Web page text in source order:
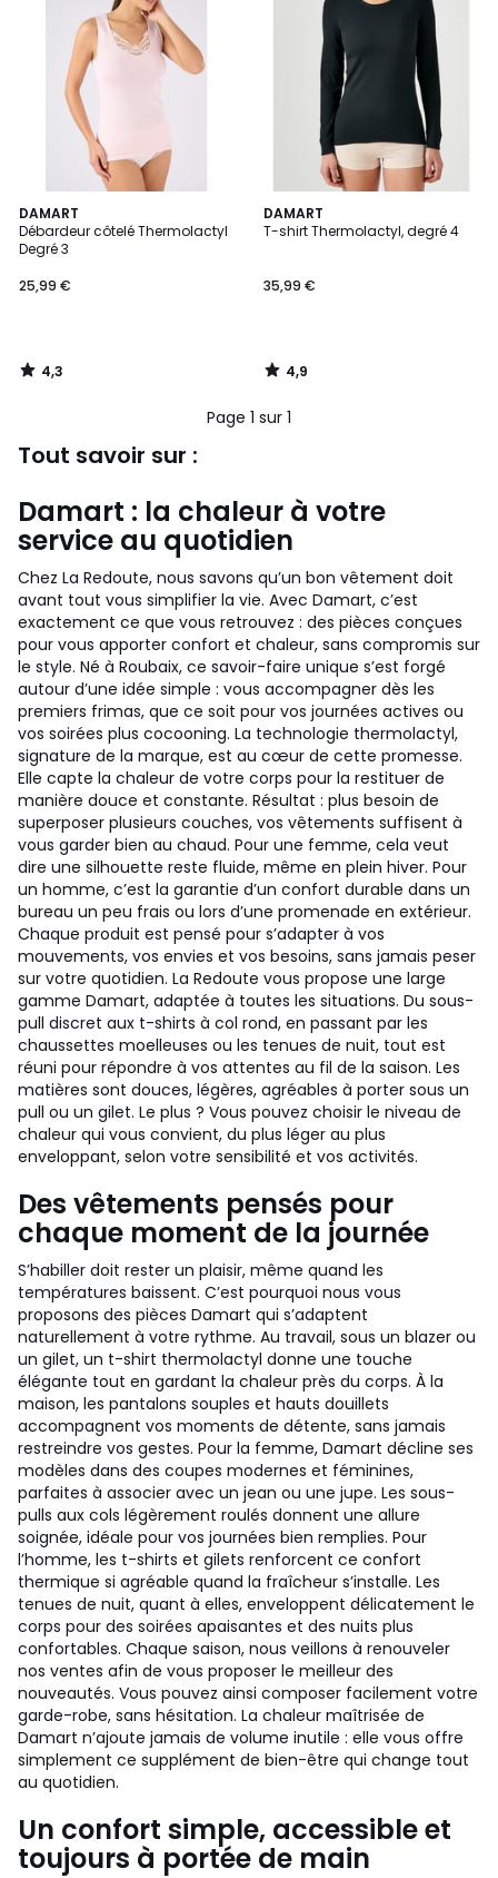
DAMART
Débardeur côtelé Thermolactyl
Degré 3
25,99 €
4,3
/ 5
4,3
/
DAMART
T-shirt Thermolactyl, degré 4
35,99 €
4,9
/ 5
4,9
/
Page 1 sur 1
Tout savoir sur :
Damart : la chaleur à votre
service au quotidien
Chez La Redoute, nous savons qu’un bon vêtement doit
avant tout vous simplifier la vie. Avec Damart, c’est
exactement ce que vous retrouvez : des pièces conçues
pour vous apporter confort et chaleur, sans compromis sur
le style. Né à Roubaix, ce savoir-faire unique s’est forgé
autour d’une idée simple : vous accompagner dès les
premiers frimas, que ce soit pour vos journées actives ou
vos soirées plus cocooning. La technologie thermolactyl,
signature de la marque, est au cœur de cette promesse.
Elle capte la chaleur de votre corps pour la restituer de
manière douce et constante. Résultat : plus besoin de
superposer plusieurs couches, vos vêtements suffisent à
vous garder bien au chaud. Pour une femme, cela veut
dire une silhouette reste fluide, même en plein hiver. Pour
un homme, c’est la garantie d’un confort durable dans un
bureau un peu frais ou lors d’une promenade en extérieur.
Chaque produit est pensé pour s’adapter à vos
mouvements, vos envies et vos besoins, sans jamais peser
sur votre quotidien. La Redoute vous propose une large
gamme Damart, adaptée à toutes les situations. Du sous-
pull discret aux t-shirts à col rond, en passant par les
chaussettes moelleuses ou les tenues de nuit, tout est
réuni pour répondre à vos attentes au fil de la saison. Les
matières sont douces, légères, agréables à porter sous un
pull ou un gilet. Le plus ? Vous pouvez choisir le niveau de
chaleur qui vous convient, du plus léger au plus
enveloppant, selon votre sensibilité et vos activités.
Des vêtements pensés pour
chaque moment de la journée
S’habiller doit rester un plaisir, même quand les
températures baissent. C’est pourquoi nous vous
proposons des pièces Damart qui s’adaptent
naturellement à votre rythme. Au travail, sous un blazer ou
un gilet, un t-shirt thermolactyl donne une touche
élégante tout en gardant la chaleur près du corps. À la
maison, les pantalons souples et hauts douillets
accompagnent vos moments de détente, sans jamais
restreindre vos gestes. Pour la femme, Damart décline ses
modèles dans des coupes modernes et féminines,
parfaites à associer avec un jean ou une jupe. Les sous-
pulls aux cols légèrement roulés donnent une allure
soignée, idéale pour vos journées bien remplies. Pour
l’homme, les t-shirts et gilets renforcent ce confort
thermique si agréable quand la fraîcheur s’installe. Les
tenues de nuit, quant à elles, enveloppent délicatement le
corps pour des soirées apaisantes et des nuits plus
confortables. Chaque saison, nous veillons à renouveler
nos ventes afin de vous proposer le meilleur des
nouveautés. Vous pouvez ainsi composer facilement votre
garde-robe, sans hésitation. La chaleur maîtrisée de
Damart n’ajoute jamais de volume inutile : elle vous offre
simplement ce supplément de bien-être qui change tout
au quotidien.
Un confort simple, accessible et
toujours à portée de main